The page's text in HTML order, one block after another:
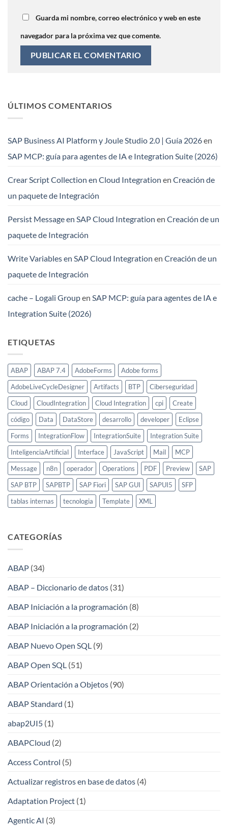
Guarda mi nombre, correo electrónico y web en este
navegador para la próxima vez que comente.
ÚLTIMOS COMENTARIOS
SAP Business AI Platform y Joule Studio 2.0 | Guía 2026en
SAP MCP: guía para agentes de IA e Integration Suite (2026)
Crear Script Collection en Cloud Integration en Creación de
un paquete de Integración
Persist Message en SAP Cloud Integration en Creación de un
paquete de Integración
Write Variables en SAP Cloud Integration en Creación de un
paquete de Integración
cache – Logali Groupen SAP MCP: guía para agentes de IA e
Integration Suite (2026)
ETIQUETAS
ABAP ABAP 7.4 AdobeForms
Adobe forms
AdobeLiveCycleDesigner
Artifacts BTP
Ciberseguridad
Cloud
CloudIntegration Cloud Integration cpi
Create
código
Data DataStore desarrollo developer
Eclipse
Forms
IntegrationFlow IntegrationSuite
Integration Suite
InteligenciaArtificial
Interface JavaScript Mail
MCP
Message
n8n operador Operations PDF Preview
SAP
SAP BTP
SAPBTP SAP Fiori SAP GUI SAPUI5
SFP
tablas internas
tecnologia Template XML
CATEGORÍAS
ABAP (34)
ABAP – Diccionario de datos (31)
ABAP Iniciación a la programación (8)
ABAP Iniciación a la programación (2)
ABAP Nuevo Open SQL (9)
ABAP Open SQL (51)
ABAP Orientación a Objetos (90)
ABAP Standard (1)
abap2UI5 (1)
ABAPCloud (2)
Access Control (5)
Actualizar registros en base de datos (4)
Adaptation Project (1)
Agentic AI (3)